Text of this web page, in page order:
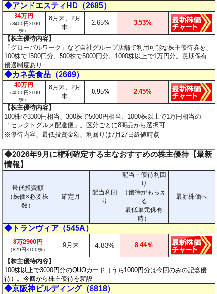
◆アンドエスティHD（2685）
34万円
（3400円×100
株）
8月末、2月
末
2.65% 3.53%
【株主優待内容】
「グローバルワーク」など自社グループ店舗で利用可能な株主優待券を、
100株で1500円分、500株で5000円分、1000株以上で1万円分。長期保有
優遇制度あり
◆カネ美食品（2669）
40万円
（4000円×100
株）
8月末、2月
末
0.95% 2.45%
【株主優待内容】
100株で3000円相当、300株で5000円相当、1000株以上で1万円相当の
「セレクトグルメ配達便」。区分ごとに8商品から選択可
※優待内容、最低投資金額、利回りは7月27日終値時点
◆2026年9月に権利確定する主なおすすめの株主優待【最新
情報】
最低投資額
（株価×必要株
数）
確定月
配当利回
り
配当＋優待利回
り
（優待がもらえ
る
最低単元保有
時）
最新株価へ
◆トランヴィア（545A）
8万2900円
（829円×100株）
9月末 4.83% 8.44％
【株主優待内容】
100株以上で3000円分のQUOカード（うち1000円分は今回のみの記念優
待）。今回から株主優待を新設
◆京阪神ビルディング（8818）